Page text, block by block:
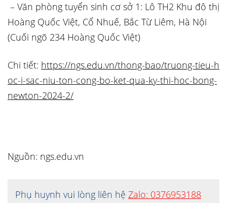
– Văn phòng tuyển sinh cơ sở 1: Lô TH2 Khu đô thị
Hoàng Quốc Việt, Cổ Nhuế, Bắc Từ Liêm, Hà Nội
(Cuối ngõ 234 Hoàng Quốc Việt)
Chi tiết: https://ngs.edu.vn/thong-bao/truong-tieu-h
oc-i-sac-niu-ton-cong-bo-ket-qua-ky-thi-hoc-bong-
newton-2024-2/
Nguồn: ngs.edu.vn
Phụ huynh vui lòng liên hệ Zalo: 0376953188